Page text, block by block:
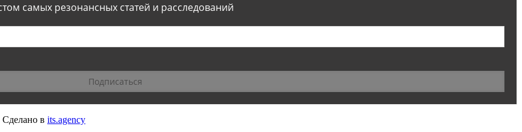
самых резонансных статей и расследований
Сделано в its.agency